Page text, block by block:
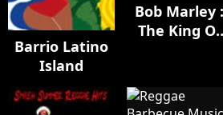
Barrio Latino
Island
Bob Marley :
The King Of